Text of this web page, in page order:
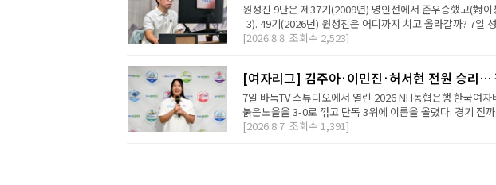
원성진 9단은 제37기(2009년) 명인전에서 준우승했고(對
-3). 49기(2026년) 원성진은 어디까지 치고 올라갈까? 7일
[2026.8.8 조회수 2,523]
[여자리그] 김주아·이민진·허서현 전원 승리…
7일 바둑TV 스튜디오에서 열린 2026 NH농협은행 한국여
붉은노을을 3-0로 꺾고 단독 3위에 이름을 올렸다. 경기 전
[2026.8.7 조회수 1,391]